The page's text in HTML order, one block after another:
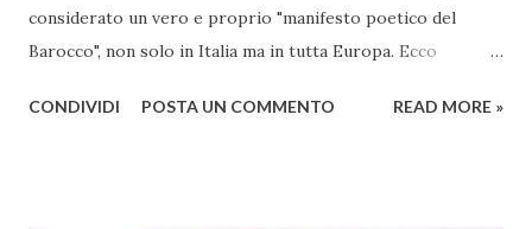
considerato un vero e proprio "manifesto poetico del
Barocco", non solo in Italia ma in tutta Europa. Ecco
rendono un'opera fondamentale per il periodo. Marino fu
CONDIVIDI POSTA UN COMMENTO READ MORE »